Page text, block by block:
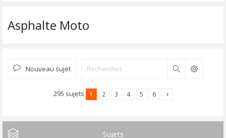
Asphalte Moto
Nouveau sujet Rechercher
295 sujets 1 2 3 4 5 6
Sujets